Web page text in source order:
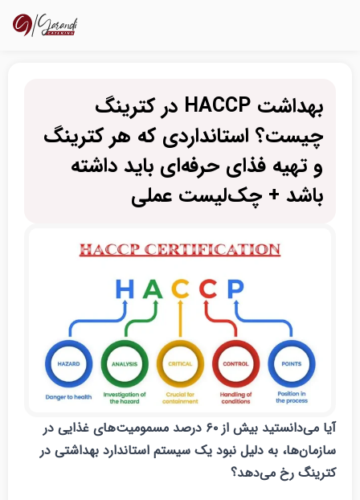
بهداشت HACCP در کترینگ
چیست؟ استانداردی که هر کترینگ
و تهیه فذای حرفه‌ای باید داشته
باشد + چک‌لیست عملی
آیا می‌دانستید بیش از ۶۰ درصد مسمومیت‌های غذایی در
به دلیل نبود یک سیستم استاندارد بهداشتی در
رخ می‌دهد؟